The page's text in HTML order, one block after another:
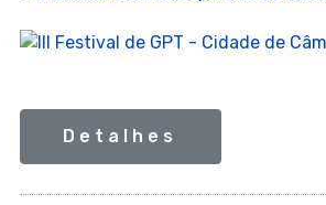
Detalhes